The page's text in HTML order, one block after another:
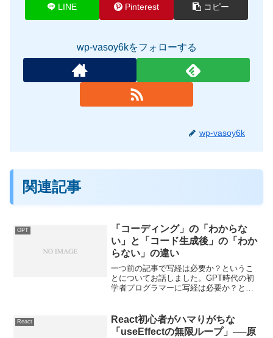
LINE Pinterest コピー
wp-vasoy6kをフォローする
wp-vasoy6k
関連記事
GPT
「コーディング」の「わからな
い」と「コード生成後」の「わか
らない」の違い
一つ前の記事で写経は必要か？というこ
とについてお話しました。GPT時代の初
学者プログラマーに写経は必要か？とい
手打ちで組んでいくことを指します)」の
「わからない」に関...
React
React初心者がハマりがちな
「useEffectの無限ループ」──原